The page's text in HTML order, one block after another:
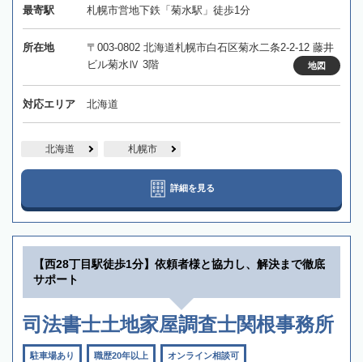
最寄駅 札幌市営地下鉄「菊水駅」徒歩1分
所在地
〒003-0802 北海道札幌市白石区菊水二条2-2-12 藤井
ビル菊水Ⅳ 3階
地図
対応エリア 北海道
北海道 札幌市
詳細を見る
【西28丁目駅徒歩1分】依頼者様と協力し、解決まで徹底
サポート
司法書士土地家屋調査士関根事務所
駐車場あり 職歴20年以上 オンライン相談可